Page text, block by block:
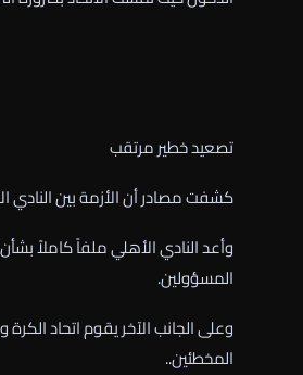
تصعيد خطير مرتقب
كشفت مصادر أن الأزمة بين النادي
وأعد النادي الأهلي ملفاً كاملاً
المسؤولين.
وعلى الجانب الآخر يقوم اتحاد
المخطئين..